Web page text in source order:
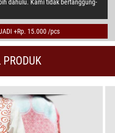
dahulu. Kami tidak bertanggung-
+Rp. 15.000 /pcs
PRODUK